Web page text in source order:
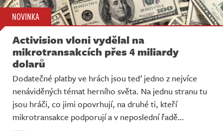
NOVINKA
Activision vloni vydělal na
mikrotransakcích přes 4 miliardy
dolarů
Dodatečné platby ve hrách jsou teď jedno z nejvíce
nenáviděných témat herního světa. Na jednu stranu tu
jsou hráči, co jimi opovrhují, na druhé ti, kteří
mikrotransakce podporují a v neposlední řadě…